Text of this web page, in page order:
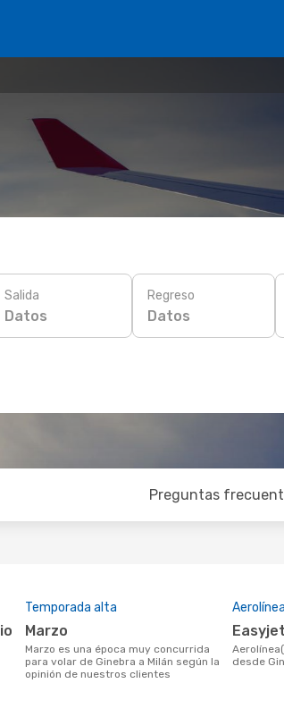
Salida
Datos
Regreso
Datos
Preguntas
Temporada alta
marzo
marzo es una época muy concurrida
para volar de Ginebra a Milán según la
opinión de nuestros clientes
Easyjet
Aerolínea(s) con vuelos a Milán saliendo
desde